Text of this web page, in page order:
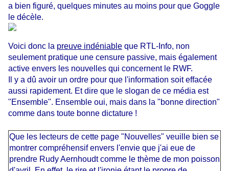
a bien figuré, quelques minutes au moins pour que Goggle
le décèle.
Voici donc la preuve indéniable que RTL-Info, non
seulement pratique une censure passive, mais également
active envers les nouvelles qui concernent le RWF.
Il y a dû avoir un ordre pour que l'information soit effacée
aussi rapidement. Et dire que le slogan de ce média est
"Ensemble". Ensemble oui, mais dans la "bonne direction"
comme dans toute bonne dictature !
Que les lecteurs de cette page "Nouvelles" veuille bien se
montrer compréhensif envers l'envie que j'ai eue de
prendre Rudy Aernhoudt comme le thème de mon poisson